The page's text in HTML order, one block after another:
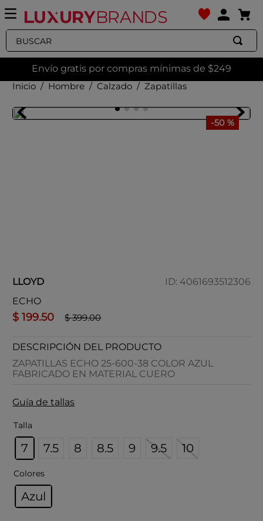
Buscar
Envío gratis por compras mínimas de $249
Hombre
Calzado Zapatillas
-50 %
LLOYD ID: 4061693512306
ECHO
$ 199.50 $ 399.00
DESCRIPCIÓN DEL PRODUCTO
ZAPATILLAS ECHO 25-600-38 COLOR AZUL
FABRICADO EN MATERIAL CUERO
Guía de tallas
Talla
7 7.5 8 8.5 9 9.5 10
Colores
Azul